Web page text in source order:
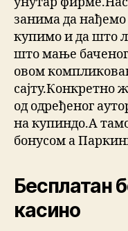
занима да
купимо и да што
што мање
овом
сајту.Конкретно
од одређеног
на купиндо.А
бонусом а
Бесплатан
касино